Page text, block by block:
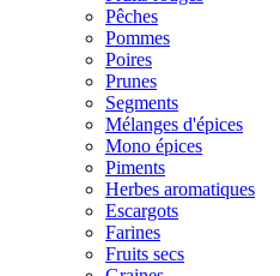
Pêches
Pommes
Poires
Prunes
Segments
Mélanges d'épices
Mono épices
Piments
Herbes aromatiques
Escargots
Farines
Fruits secs